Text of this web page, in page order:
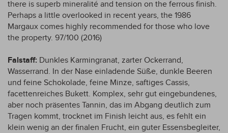
there is superb mineralité and tension on the ferrous finish.
Perhaps a little overlooked in recent years, the 1986
Margaux comes highly recommended for those who love
the property. 97/100 (2016)
Falstaff: Dunkles Karmingranat, zarter Ockerrand,
Wasserrand. In der Nase einladende Süße, dunkle Beeren
und feine Schokolade, feine Minze, saftiges Cassis,
facettenreiches Bukett. Komplex, sehr gut eingebundenes,
aber noch präsentes Tannin, das im Abgang deutlich zum
Tragen kommt, trocknet im Finish leicht aus, es fehlt ein
klein wenig an der finalen Frucht, ein guter Essensbegleiter,